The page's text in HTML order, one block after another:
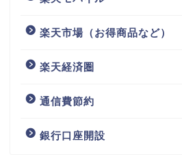
楽天市場（お得商品など）
楽天経済圏
通信費節約
銀行口座開設